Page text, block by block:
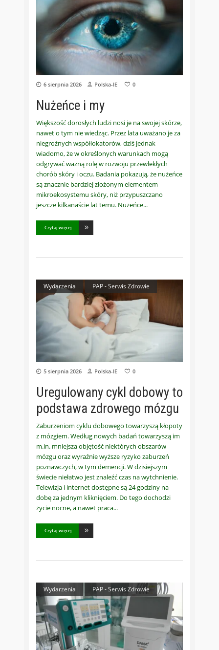
6 sierpnia 2026 Polska-IE 0
Nużeńce i my
Większość dorosłych ludzi nosi je na swojej skórze,
nawet o tym nie wiedząc. Przez lata uważano je za
niegroźnych współlokatorów, dziś jednak
wiadomo, że w określonych warunkach mogą
odgrywać ważną rolę w rozwoju przewlekłych
chorób skóry i oczu. Badania pokazują, że nużeńce
są znacznie bardziej złożonym elementem
mikroekosystemu skóry, niż przypuszczano
jeszcze kilkanaście lat temu. Nużeńce
Czytaj więcej
Wydarzenia PAP - Serwis Zdrowie
5 sierpnia 2026 Polska-IE 0
Uregulowany cykl dobowy to
podstawa zdrowego mózgu
Zaburzeniom cyklu dobowego towarzyszą kłopoty
z mózgiem. Według nowych badań towarzyszą im
m.in. mniejsza objętość niektórych obszarów
mózgu oraz wyraźnie wyższe ryzyko zaburzeń
poznawczych, w tym demencji. W dzisiejszym
świecie niełatwo jest znaleźć czas na wytchnienie.
Telewizja i internet dostępne są 24 godziny na
dobę za jednym kliknięciem. Do tego dochodzi
życie nocne, a nawet praca
Czytaj więcej
Wydarzenia PAP - Serwis Zdrowie